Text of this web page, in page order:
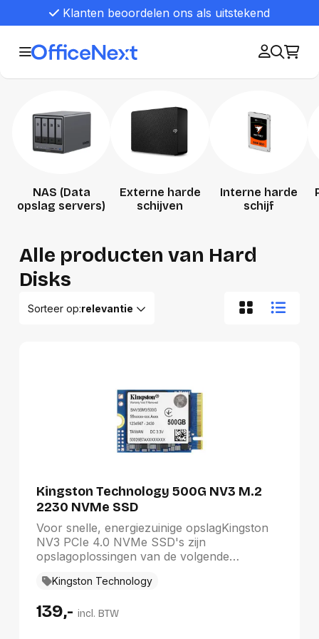
Klanten beoordelen ons als uitstekend
NAS (Data
opslag servers)
Externe harde
schijven
Interne harde
schijf
Alle producten van Hard
Disks
Sorteer op:relevantie
Duurste eerst
Kingston Technology 500G NV3 M.2
2230 NVMe SSD
Voor snelle, energiezuinige opslagKingston
NV3 PCIe 4.0 NVMe SSD's zijn
opslagoplossingen van de volgende
NVMe-controller die lees-/schrijfsnelheden
verkrijgbaar in compact, enkelzijdig M.2
Kingston Technology
139,- incl. BTW